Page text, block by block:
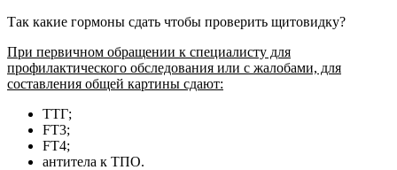
Так какие гормоны сдать чтобы проверить щитовидку?
При первичном обращении к специалисту для
профилактического обследования или с жалобами, для
составления общей картины сдают:
ТТГ;
FТ3;
FТ4;
антитела к ТПО.